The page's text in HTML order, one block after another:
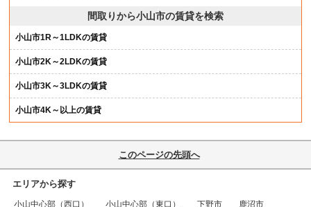
間取りから小山市の賃貸を検索
小山市1R～1LDKの賃貸
小山市2K～2LDKの賃貸
小山市3K～3LDKの賃貸
小山市4K～以上の賃貸
このページの先頭へ
エリアから探す
小山中心部（西口） 小山中心部（東口） 下野市
鹿沼市